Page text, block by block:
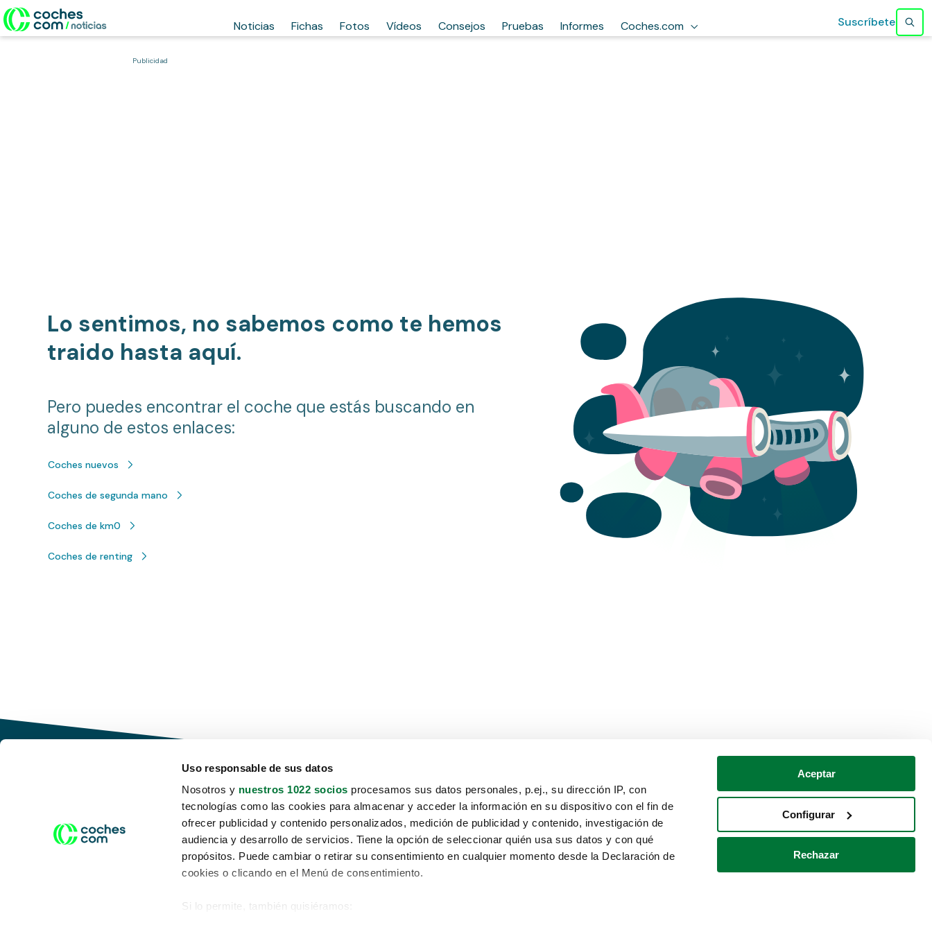
Uso responsable de sus datos
Nosotros y nuestros 1022 socios procesamos sus datos personales, p.ej., su dirección IP, con
tecnologías como las cookies para almacenar y acceder la información en su dispositivo con el fin de
ofrecer publicidad y contenido personalizados, medición de publicidad y contenido, investigación de
audiencia y desarrollo de servicios. Tiene la opción de seleccionar quién usa sus datos y con qué
propósitos. Puede cambiar o retirar su consentimiento en cualquier momento desde la Declaración de
cookies o clicando en el Menú de consentimiento.
Si lo permite, también quisiéramos:
Aceptar
Configurar
Rechazar
Noticias Fichas Fotos Vídeos Consejos Pruebas Informes Coches.com Suscríbete
Publicidad
Lo sentimos, no sabemos como te hemos
traido hasta aquí.
Pero puedes encontrar el coche que estás buscando en
alguno de estos enlaces:
Coches nuevos
Coches de segunda mano
Coches de km0
Coches de renting
Conduce tu futuro,
desata tu movilidad